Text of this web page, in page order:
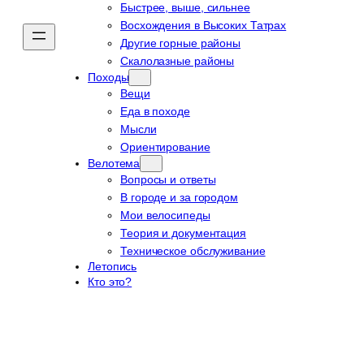
Быстрее, выше, сильнее
Восхождения в Высоких Татрах
Другие горные районы
Скалолазные районы
Походы
Вещи
Еда в походе
Мысли
Ориентирование
Велотема
Вопросы и ответы
В городе и за городом
Мои велосипеды
Теория и документация
Техническое обслуживание
Летопись
Кто это?